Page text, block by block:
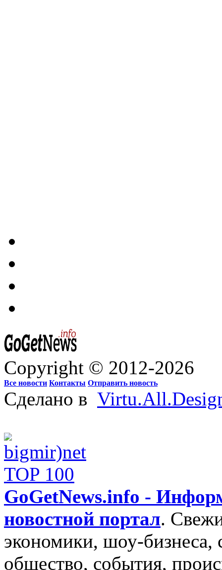
Copyright © 2012-2026
Все новости Контакты Отправить новость
Сделано в
GoGetNews.info -
новостной портал.
экономики, шоу-бизнеса,
общество, события,